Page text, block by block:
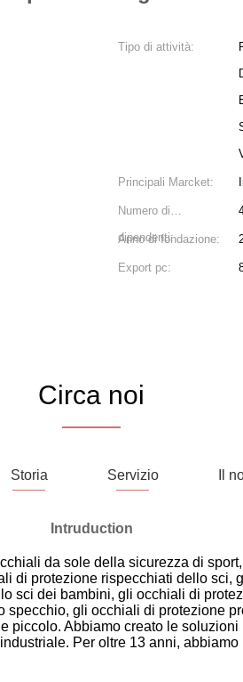
Tipo di attività:
Principali Marcket:
Numero di
dipendenti:
Anno di fondazione:
Export pc:
Circa noi
Storia Servizio Il
Intruduction
da sole della sicurezza di
di protezione rispecchiati dello sci,
sci dei bambini, gli occhiali di
gli occhiali di protezione
piccolo. Abbiamo creato le
Per oltre 13 anni,